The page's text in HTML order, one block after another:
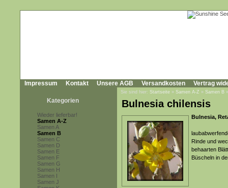
Impressum Kontakt Unsere AGB Versandkosten Vertrag
Kategorien
Wieder lieferbar!
Samen A-Z
Samen A
Samen B
Samen C
Samen D
Samen E
Samen F
Samen G
Samen H
Samen I
Samen J
Sie sind hier: Startseite » Samen A-Z » Samen B
Bulnesia chilensis
Bulnesia,
Rinde und
behaarten
Büscheln in